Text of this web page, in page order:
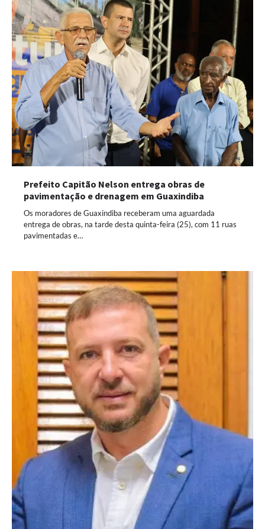
Prefeito Capitão Nelson entrega obras de
pavimentação e drenagem em Guaxindiba
Os moradores de Guaxindiba receberam uma aguardada
entrega de obras, na tarde desta quinta-feira (25), com 11 ruas
pavimentadas e…